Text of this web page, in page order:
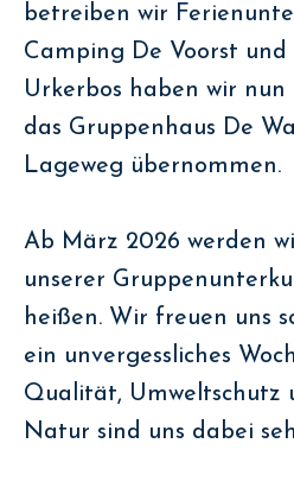
betreiben wir
Camping De Voorst und
Urkerbos haben wir
das Gruppenhaus De
Lageweg übernommen.
Ab März 2026 werden
unserer
heißen. Wir freuen uns
ein unvergessliches
Qualität, Umweltschutz
Natur sind uns dabei